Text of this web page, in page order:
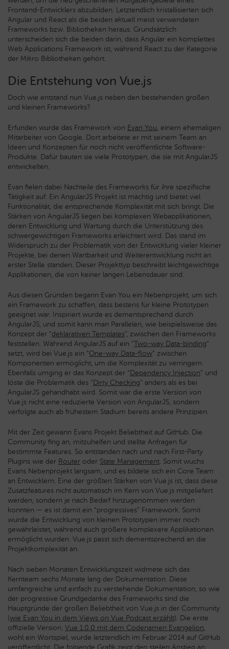
Frontend-Entwicklers abzubilden. Letztendlich kristallisierten sich
Angular und React als die beiden aktuell meist verwendeten
Frameworks bzw. Bibliotheken heraus. Grundsätzlich
unterscheiden sich die beiden darin, dass Angular ein komplettes
Web Applications Framework ist, während React zu der Kategorie
der Mikro Bibliotheken gehört.
Die Entstehung von Vue.js
Doch wie entstand nun Vue.js neben den bestehenden großen
und kleinen Frameworks?
Erfunden wurde das Framework von Evan You, einem ehemaligen
Mitarbeiter von Google. Dort arbeitete er mit seinem Team an
Ideen und Konzepten für noch nicht veröffentlichte Software-
Produkte. Dafür bauten sie viele Prototypen, die sie mit AngularJS
entwickelten.
Evan fielen dabei Nachteile des Frameworks für ihre spezifische
Tätigkeit auf. Ein AngularJS Projekt ist mächtig und bietet viel
Funktionalität, die entsprechende Komplexität mit sich bringt. Die
Stärken von AngularJS liegen bei komplexen Webapplikationen,
deren Entwicklung und Wartung durch die Unterstützung des
schwergewichtigen Frameworks erleichtert wird. Das stand im
Widerspruch zu der Problematik von der Entwicklung vieler kleiner
Projekte, bei denen Wartbarkeit und Weiterentwicklung nicht an
erster Stelle standen. Dieser Projekttyp beschreibt leichtgewichtige
Applikationen, die von keiner langen Lebensdauer sind.
Aus diesen Gründen begann Evan You ein Nebenprojekt, um sich
ein Framework zu schaffen, dass bestens für kleine Prototypen
geeignet war. Inspiriert wurde es dementsprechend durch
AngularJS, und somit kann man Parallelen, wie beispielsweise das
Konzept der “deklarativen Templates”, zwischen den Frameworks
feststellen. Während AngularJS auf ein “Two-way Data-binding”
setzt, wird bei Vue.js ein “One-way Data-flow” zwischen
Komponenten ermöglicht, um die Komplexität zu verringern.
Ebenfalls umging er das Konzept der “Dependency Injection” und
löste die Problematik des “Dirty Checking” anders als es bei
AngularJS gehandhabt wird. Somit war die erste Version von
Vue.js nicht eine reduzierte Version von AngularJS, sondern
verfolgte auch ab frühestem Stadium bereits andere Prinzipien.
Mit der Zeit gewann Evans Projekt Beliebtheit auf GitHub. Die
Community fing an, mitzuhelfen und stellte Anfragen für
bestimmte Features. So entstanden nach und nach First-Party
Plugins wie der Router oder State Management. Somit wuchs
Evans Nebenprojekt langsam, und es bildete sich ein Core Team
an Entwicklern. Eine der größten Stärken von Vue.js ist, dass diese
Zusatzfeatures nicht automatisch im Kern von Vue.js mitgeliefert
werden, sondern je nach Bedarf hinzugenommen werden
konnten — es ist damit ein “progressives” Framework. Somit
wurde die Entwicklung von kleinen Prototypen immer noch
gewährleistet, während auch größere komplexere Applikationen
ermöglicht wurden. Vue.js passt sich dementsprechend an die
Projektkomplexität an.
Nach sieben Monaten Entwicklungszeit widmete sich das
Kernteam sechs Monate lang der Dokumentation. Diese
umfangreiche und einfach zu verstehende Dokumentation, so wie
der progressive Grundgedanke des Frameworks sind die
Hauptgründe der großen Beliebtheit von Vue.js in der Community
(wie Evan You in dem Views on Vue Podcast erzählt). Die erste
offizielle Version, Vue 1.0.0 mit dem Codenamen Evangelion,
wohl ein Wortspiel, wurde letztendlich im Februar 2014 auf GitHub
veröffentlicht. Die folgende Grafik zeigt den steilen Anstieg an